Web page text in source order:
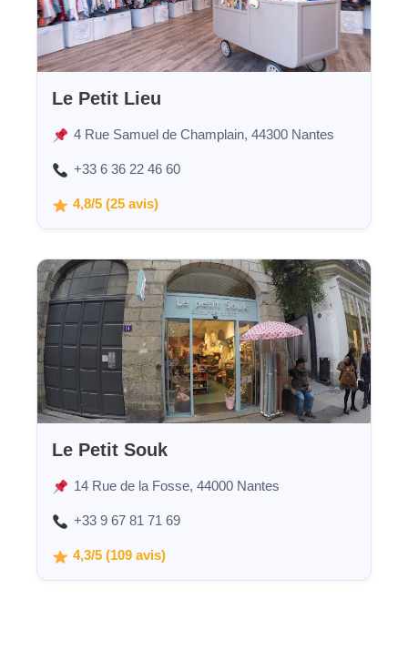
Le Petit Lieu
4 Rue Samuel de Champlain, 44300 Nantes
+33 6 36 22 46 60
4,8/5 (25 avis)
Le Petit Souk
14 Rue de la Fosse, 44000 Nantes
+33 9 67 81 71 69
4,3/5 (109 avis)